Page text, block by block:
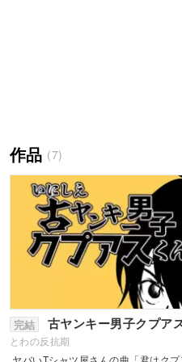
作品 (7)
完結 古ヤンキー男子クプア
とわの反抗期
ヤバいTシャツ屋さんの曲「君はク